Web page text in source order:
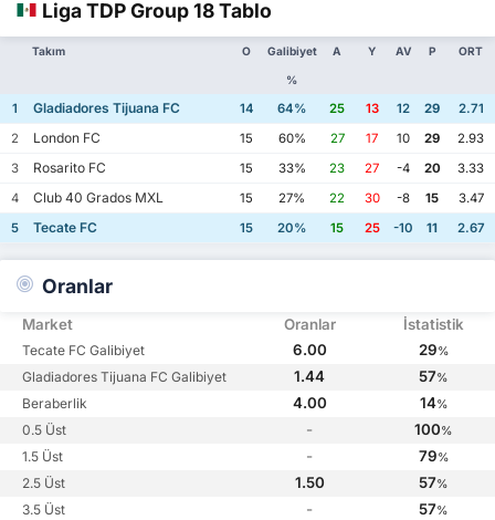
Liga TDP Group 18 Tablo
Takım O Galibiyet
%
A Y AV P ORT
1 Gladiadores Tijuana FC 14 64% 25 13 12 29
2.71
2
London FC 15 60% 27 17 10 29
2.93
3
Rosarito FC 15 33% 23 27 -4 20
3.33
4
Club 40 Grados MXL 15 27% 22 30 -8 15
3.47
5
Tecate FC 15 20% 15 25 -10 11 2.67
Oranlar
Market Oranlar İstatistik
Tecate FC Galibiyet 6.00 29%
Gladiadores Tijuana FC Galibiyet 1.44 57%
Beraberlik 4.00 14%
0.5 Üst - 100%
1.5 Üst - 79%
2.5 Üst 1.50 57%
3.5 Üst - 57%